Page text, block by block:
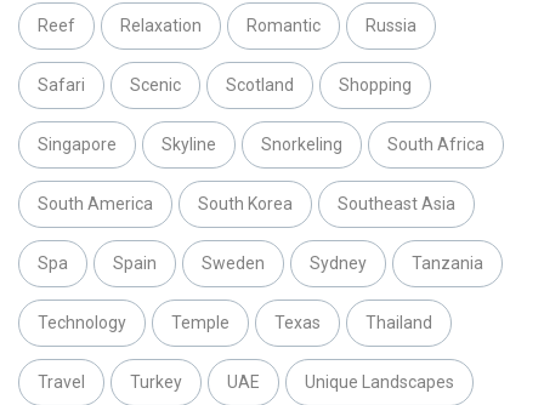
Reef Relaxation Romantic Russia
Safari Scenic Scotland Shopping
Singapore Skyline Snorkeling South Africa
South America South Korea Southeast Asia
Spa Spain Sweden Sydney Tanzania
Technology Temple Texas Thailand
Travel Turkey UAE Unique Landscapes